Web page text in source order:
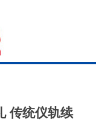
传统仪轨续